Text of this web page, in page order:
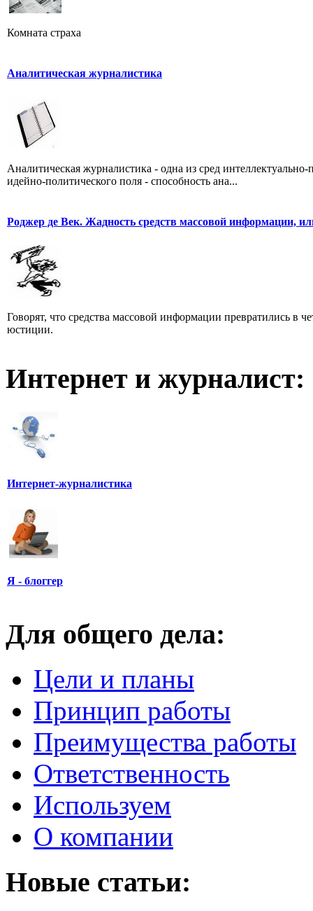
Комната страха
Аналитическая журналистика
Аналитическая журналистика - одна из сред
идейно-политического поля - способность ана...
Роджер де Век. Жадность средств массовой информации,
Говорят, что средства массовой информации превратились в
юстиции.
Интернет и журналист:
Интернет-журналистика
Я - блоггер
Для общего дела:
Цели и планы
Принцип работы
Преимущества работы
Ответственность
Используем
О компании
Новые статьи: